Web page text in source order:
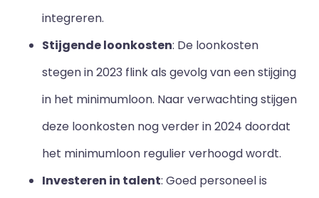
integreren.
Stijgende loonkosten: De loonkosten
stegen in 2023 flink als gevolg van een stijging
in het minimumloon. Naar verwachting stijgen
deze loonkosten nog verder in 2024 doordat
het minimumloon regulier verhoogd wordt.
Investeren in talent: Goed personeel is